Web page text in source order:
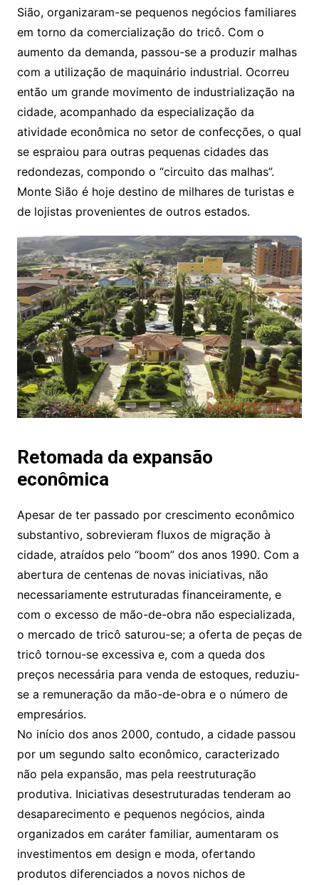
Sião, organizaram-se pequenos negócios familiares
em torno da comercialização do tricô. Com o
aumento da demanda, passou-se a produzir malhas
com a utilização de maquinário industrial. Ocorreu
então um grande movimento de industrialização na
cidade, acompanhado da especialização da
atividade econômica no setor de confecções, o qual
se espraiou para outras pequenas cidades das
redondezas, compondo o “circuito das malhas”.
Monte Sião é hoje destino de milhares de turistas e
de lojistas provenientes de outros estados.
Retomada da expansão
econômica
Apesar de ter passado por crescimento econômico
substantivo, sobrevieram fluxos de migração à
cidade, atraídos pelo “boom” dos anos 1990. Com a
abertura de centenas de novas iniciativas, não
necessariamente estruturadas financeiramente, e
com o excesso de mão-de-obra não especializada,
o mercado de tricô saturou-se; a oferta de peças de
tricô tornou-se excessiva e, com a queda dos
preços necessária para venda de estoques, reduziu-
se a remuneração da mão-de-obra e o número de
empresários.
No início dos anos 2000, contudo, a cidade passou
por um segundo salto econômico, caracterizado
não pela expansão, mas pela reestruturação
produtiva. Iniciativas desestruturadas tenderam ao
desaparecimento e pequenos negócios, ainda
organizados em caráter familiar, aumentaram os
investimentos em design e moda, ofertando
produtos diferenciados a novos nichos de